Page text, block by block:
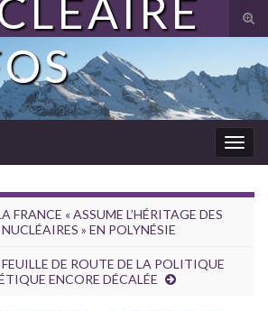
for:
FRANCE « ASSUME L’HÉRITAGE DES
» EN POLYNÉSIE
DE ROUTE DE LA POLITIQUE
ENCORE DÉCALÉE